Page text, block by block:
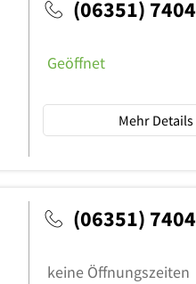
(06351) 7404
Geöffnet
Mehr Details
(06351) 7404
keine Öffnungszeiten